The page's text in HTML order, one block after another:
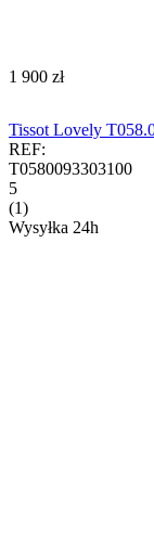
‍1 900‍ zł
Tissot Lovely
REF:
T0580093303100
5
(1)
Wysyłka 24h